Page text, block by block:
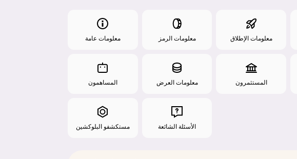
معلومات عامة معلومات الرمز معلومات الإطلاق
المساهمون معلومات العرض المستثمرون
مستكشفو البلوكشين الأسئلة الشائعة